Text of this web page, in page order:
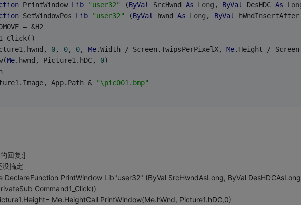
PrintWindow Lib "user32" (ByVal SrcHwnd As Long , ByVal DesHDC As
SetWindowPos Lib "user32" (ByVal hwnd As Long , ByVal
= &H2
0, 0, 0, Me.Width / Screen.TwipsPerPixelX, Me.Height /
Me.hwnd, Picture1.hDC, 0)
App.Path &
"\pic001.bmp"
回复:]
搞定
PrintWindow Lib"user32" (ByVal SrcHwndAsLong, ByVal
Command1_Click()
Me.HeightCall PrintWindow(Me.hWnd, Picture1.hDC,0)